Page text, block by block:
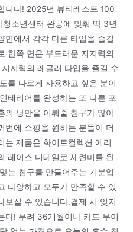
니다! 2025년 뷰티레스트 100
소년센터 완공에 맞춰 딱 3년
면에서 각각 다른 타입을 즐길
한쪽 면은 부드러운 지지력의
지력의 레귤러 타입을 즐길 수
를 다르게 사용하고 싶은 분이
테리어를 완성하는 또 다른 포
의 낭만을 이뤄줄 침구가 많아
번에 쇼핑을 원하는 분들이 더
는 제품은 화이트컬렉션 에리
레이스 디테일로 세련미를 완
는 침구를 만들어주는 기분입
다양하고 모두가 만족할 수 있
보실 수 있습니다.결제 시 잊지
다! 무려 36개월이나 카드 무이